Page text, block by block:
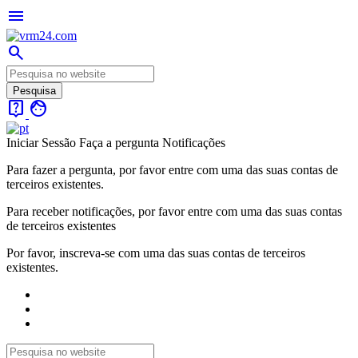
menu
search
live_help face
Iniciar Sessão Faça a pergunta Notificações
Para fazer a pergunta, por favor entre com uma das suas contas de
terceiros existentes.
Para receber notificações, por favor entre com uma das suas contas
de terceiros existentes
Por favor, inscreva-se com uma das suas contas de terceiros
existentes.